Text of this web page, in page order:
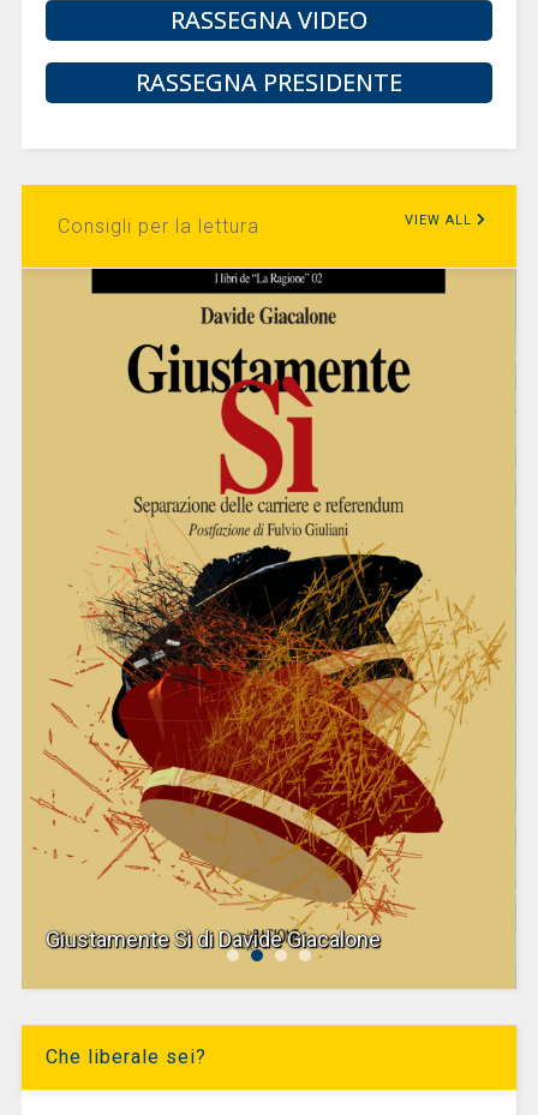
RASSEGNA VIDEO
RASSEGNA PRESIDENTE
Consigli per la lettura VIEW ALL
Giustamente Sì di Davide Giacalone
Che liberale sei?